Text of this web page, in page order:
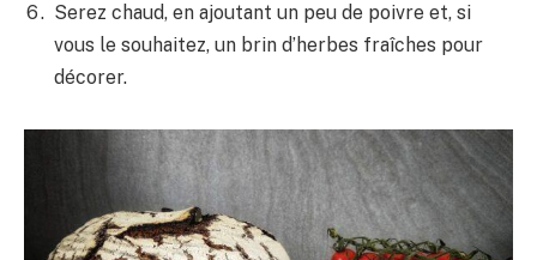
Serez chaud, en ajoutant un peu de poivre et, si
vous le souhaitez, un brin d’herbes fraîches pour
décorer.